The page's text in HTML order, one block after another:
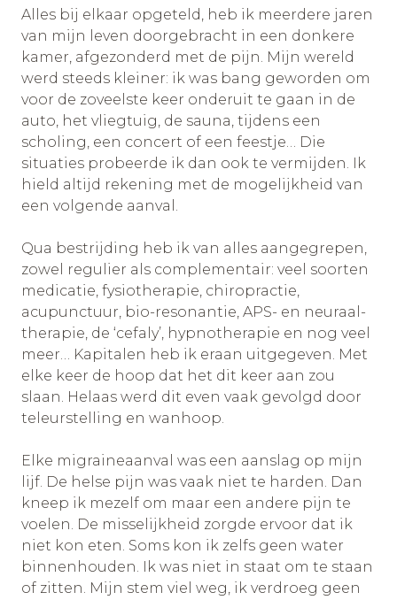
Alles bij elkaar opgeteld, heb ik meerdere jaren
van mijn leven doorgebracht in een donkere
kamer, afgezonderd met de pijn. Mijn wereld
werd steeds kleiner: ik was bang geworden om
voor de zoveelste keer onderuit te gaan in de
auto, het vliegtuig, de sauna, tijdens een
scholing, een concert of een feestje… Die
situaties probeerde ik dan ook te vermijden. Ik
hield altijd rekening met de mogelijkheid van
een volgende aanval.
Qua bestrijding heb ik van alles aangegrepen,
zowel regulier als complementair: veel soorten
medicatie, fysiotherapie, chiropractie,
acupunctuur, bio-resonantie, APS- en neuraal-
therapie, de ‘cefaly’, hypnotherapie en nog veel
meer… Kapitalen heb ik eraan uitgegeven. Met
elke keer de hoop dat het dit keer aan zou
slaan. Helaas werd dit even vaak gevolgd door
teleurstelling en wanhoop.
Elke migraineaanval was een aanslag op mijn
lijf. De helse pijn was vaak niet te harden. Dan
kneep ik mezelf om maar een andere pijn te
voelen. De misselijkheid zorgde ervoor dat ik
niet kon eten. Soms kon ik zelfs geen water
binnenhouden. Ik was niet in staat om te staan
of zitten. Mijn stem viel weg, ik verdroeg geen